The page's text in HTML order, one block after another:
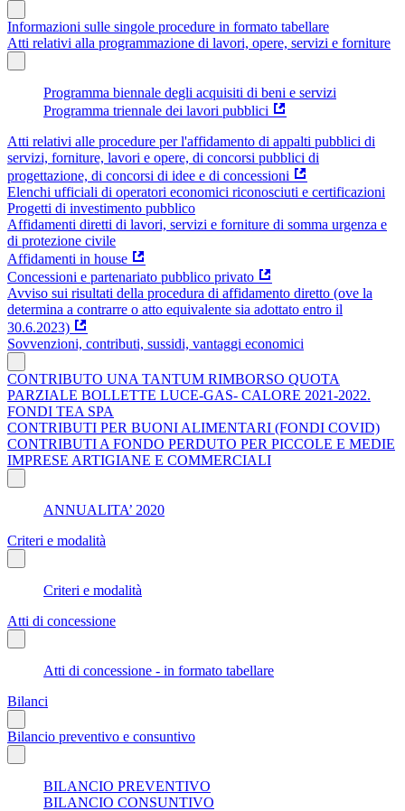
Informazioni sulle singole procedure in formato tabellare
Atti relativi alla programmazione di lavori, opere, servizi e forniture
Programma biennale degli acquisiti di beni e servizi
Programma triennale dei lavori pubblici
Atti relativi alle procedure per l'affidamento di appalti pubblici di
servizi, forniture, lavori e opere, di concorsi pubblici di
progettazione, di concorsi di idee e di concessioni
Elenchi ufficiali di operatori economici riconosciuti e certificazioni
Progetti di investimento pubblico
Affidamenti diretti di lavori, servizi e forniture di somma urgenza e
di protezione civile
Affidamenti in house
Concessioni e partenariato pubblico privato
Avviso sui risultati della procedura di affidamento diretto (ove la
determina a contrarre o atto equivalente sia adottato entro il
30.6.2023)
Sovvenzioni, contributi, sussidi, vantaggi economici
CONTRIBUTO UNA TANTUM RIMBORSO QUOTA
PARZIALE BOLLETTE LUCE-GAS- CALORE 2021-2022.
FONDI TEA SPA
CONTRIBUTI PER BUONI ALIMENTARI (FONDI COVID)
CONTRIBUTI A FONDO PERDUTO PER PICCOLE E MEDIE
IMPRESE ARTIGIANE E COMMERCIALI
ANNUALITA’ 2020
Criteri e modalità
Criteri e modalità
Atti di concessione
Atti di concessione - in formato tabellare
Bilanci
Bilancio preventivo e consuntivo
BILANCIO PREVENTIVO
BILANCIO CONSUNTIVO